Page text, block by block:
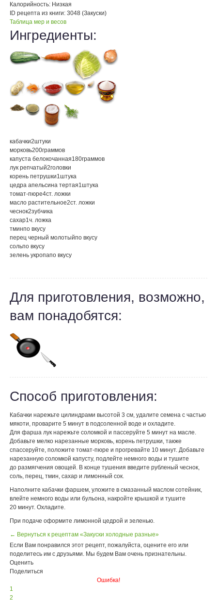
Калорийность: Низкая
ID рецепта из книги: 3048 (Закуски)
Таблица мер и весов
Ингредиенты:
кабачки2штуки
морковь200граммов
капуста белокочанная180граммов
лук репчатый2головки
корень петрушки1штука
цедра апельсина тертая1штука
томат-пюре4ст. ложки
масло растительное2ст. ложки
чеснок2зубчика
сахар1ч. ложка
тминпо вкусу
перец черный молотыйпо вкусу
сольпо вкусу
зелень укропапо вкусу
Для приготовления, возможно,
вам понадобятся:
Способ приготовления:
Кабачки нарежьте цилиндрами высотой 3 см, удалите семена с частью
мякоти, проварите 5 минут в подсоленной воде и охладите.
Для фарша лук нарежьте соломкой и пассеруйте 5 минут на масле.
Добавьте мелко нарезанные морковь, корень петрушки, также
спассеруйте, положите томат-пюре и прогревайте 10 минут. Добавьте
нарезанную соломкой капусту, подлейте немного воды и тушите
до размягчения овощей. В конце тушения введите рубленый чеснок,
соль, перец, тмин, сахар и лимонный сок.
Наполните кабачки фаршем, уложите в смазанный маслом сотейник,
влейте немного воды или бульона, накройте крышкой и тушите
20 минут. Охладите.
При подаче оформите лимонной цедрой и зеленью.
← Вернуться к рецептам «Закуски холодные разные»
Если Вам понравился этот рецепт, пожалуйста, оцените его или
поделитесь им с друзьями. Мы будем Вам очень признательны.
Оценить
Поделиться
Ошибка!
1
2